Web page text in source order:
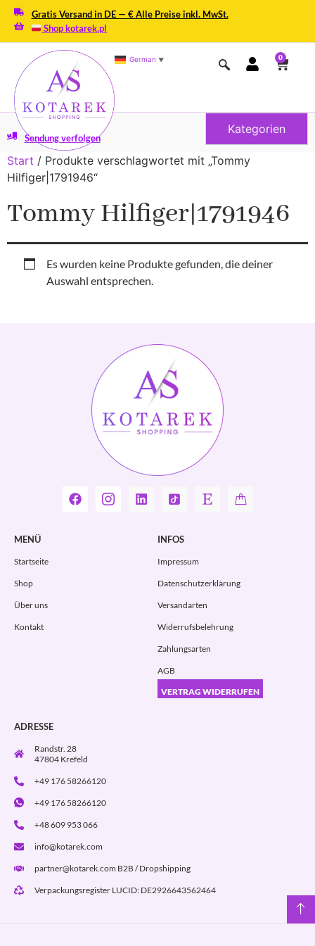
Gratis Versand in DE — € Alle Preise inkl. MwSt.
Shop kotarek.pl
German ▼ 0
Kategorien
Sendung verfolgen
Start / Produkte verschlagwortet mit „Tommy
Hilfiger|1791946“
Tommy Hilfiger|1791946
Es wurden keine Produkte gefunden, die deiner
Auswahl entsprechen.
MENÜ
Startseite
Shop
Über uns
Kontakt
INFOS
Impressum
Datenschutzerklärung
Versandarten
Widerrufsbelehrung
Zahlungsarten
AGB
VERTRAG WIDERRUFEN
ADRESSE
Randstr. 28
47804 Krefeld
+49 176 58266120
+49 176 58266120
+48 609 953 066
info@kotarek.com
partner@kotarek.com B2B / Dropshipping
Verpackungsregister LUCID: DE2926643562464